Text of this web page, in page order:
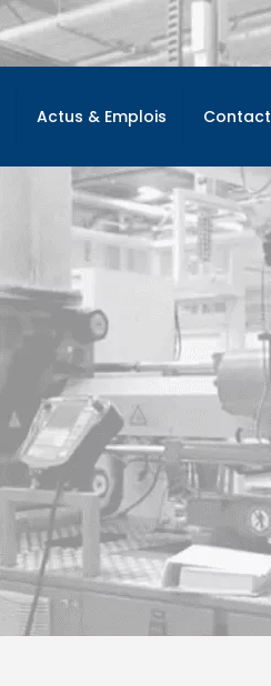
Actus & Emplois Contact